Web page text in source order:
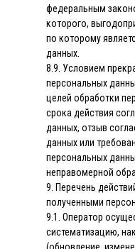
федеральным
которого,
по которому
данных.
8.9. Условием
персональных
целей обработки
срока действия
данных, отзыв
данных или
персональных
неправомерной
9. Перечень
полученными
9.1. Оператор
систематизацию,